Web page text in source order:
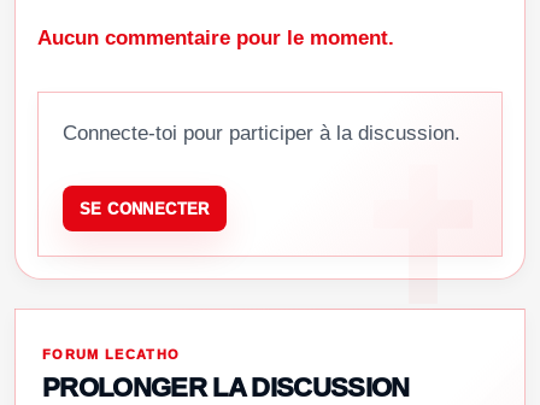
Aucun commentaire pour le moment.
Connecte-toi pour participer à la discussion.
SE CONNECTER
FORUM LECATHO
PROLONGER LA DISCUSSION